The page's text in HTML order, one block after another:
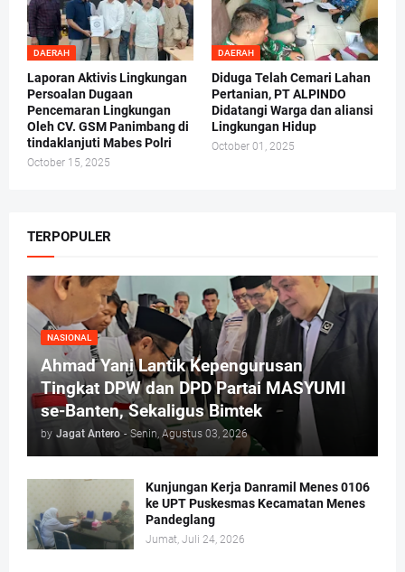
DAERAH
Laporan Aktivis Lingkungan
Persoalan Dugaan
Pencemaran Lingkungan
Oleh CV. GSM Panimbang di
tindaklanjuti Mabes Polri
October 15, 2025
DAERAH
Diduga Telah Cemari Lahan
Pertanian, PT ALPINDO
Didatangi Warga dan aliansi
Lingkungan Hidup
October 01, 2025
TERPOPULER
NASIONAL
Ahmad Yani Lantik Kepengurusan
Tingkat DPW dan DPD Partai MASYUMI
se-Banten, Sekaligus Bimtek
by Jagat Antero - Senin, Agustus 03, 2026
Kunjungan Kerja Danramil Menes 0106
ke UPT Puskesmas Kecamatan Menes
Pandeglang
Jumat, Juli 24, 2026